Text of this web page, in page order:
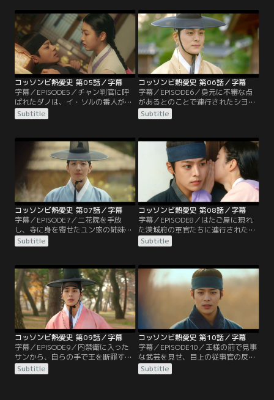
と、くるぶしに赤い斑点があるとい
う特徴を聞き出すことに成功する。
一方3人の士人たちは、宿を空けて
ばかりいるダノが何をしているのか
気になり始める。
ようとするシヨルのせいで、しぶし
ぶ提案を受け入れることにする。一
方、大妃が王子に会おうともしない
ことに不満を抱くパク貴人。そのこ
とをイ・チャンに伝えるが、王子が
偽者だと見抜かれ…。
コッソンビ熱愛史 第05話／字幕
字幕／EPISODE5／チャン判官に呼
ばれたダノは、イ・ソルの番人が訪
ねてきたら知らせるように言われ
る。不思議に思うダノにチャン判官
にすると約束する。一方、イ・チャ
ンに呼び出されたチャン判官は、今
後イ・ソルに関する報告は直接する
ように言われる。また、富営閣で漢
城府による賭博の取り締まりが行わ
れ…。
Subtitle
コッソンビ熱愛史 第06話／字幕
字幕／EPISODE6／身元に不審な点
があるとのことで連行されたシヨ
ル。その姿を見たダノは、常にシヨ
ルのそばにいたサンが番人だと確信
ン。シヨルを助けに行ったら捕まっ
てしまうと説得するダノだが、サン
は聞き入れない。一方、育ての母親
の命が危ういと聞かされたユハ。本
家へ戻ると、父親の遺品と遺産を渡
される。
Subtitle
コッソンビ熱愛史 第07話／字幕
字幕／EPISODE7／二花院を手放
し、寺に身を寄せたユン家の姉妹と
羅州宅。ユクホとユハが会いに来る
が、後を付けられてチャン判官に居
ャン判官はダノに刀を突きつけ、
イ・ソルが誰なのか答えろと脅す。
そこへ謎の剣客が現れダノたちを助
ける。剣客が番人だと確信したチャ
ン判官だが、同じような格好をした
剣客がもう1人現れ困惑する。
Subtitle
コッソンビ熱愛史 第08話／字幕
字幕／EPISODE8／はたご屋に現れ
た漢城府の軍官たちに連行されたダ
ノ。チャン判官から竜の絵が描かれ
た輪図を取り上げられ、なぜ廃世子
られる。かたくなに答えないダノだ
が、首を絞められて十数年前にイ・
ソルをかくまったことを話してしま
う。そこへユハが現れ、借金を返す
代わりにダノを解放するよう要求す
Subtitle
コッソンビ熱愛史 第09話／字幕
字幕／EPISODE9／内禁衛に入った
サンから、自らの手で王を断罪する
つもりだと聞いたダノ。いくら止め
ても聞く耳を持たないサンを見て、
Subtitle
コッソンビ熱愛史 第10話／字幕
字幕／EPISODE10／王様の前で見事
な武芸を見せ、目上の従事官の反感
を買ってしまったサン。1人で武器
を磨くはめになるが、そこで内禁衛
Subtitle